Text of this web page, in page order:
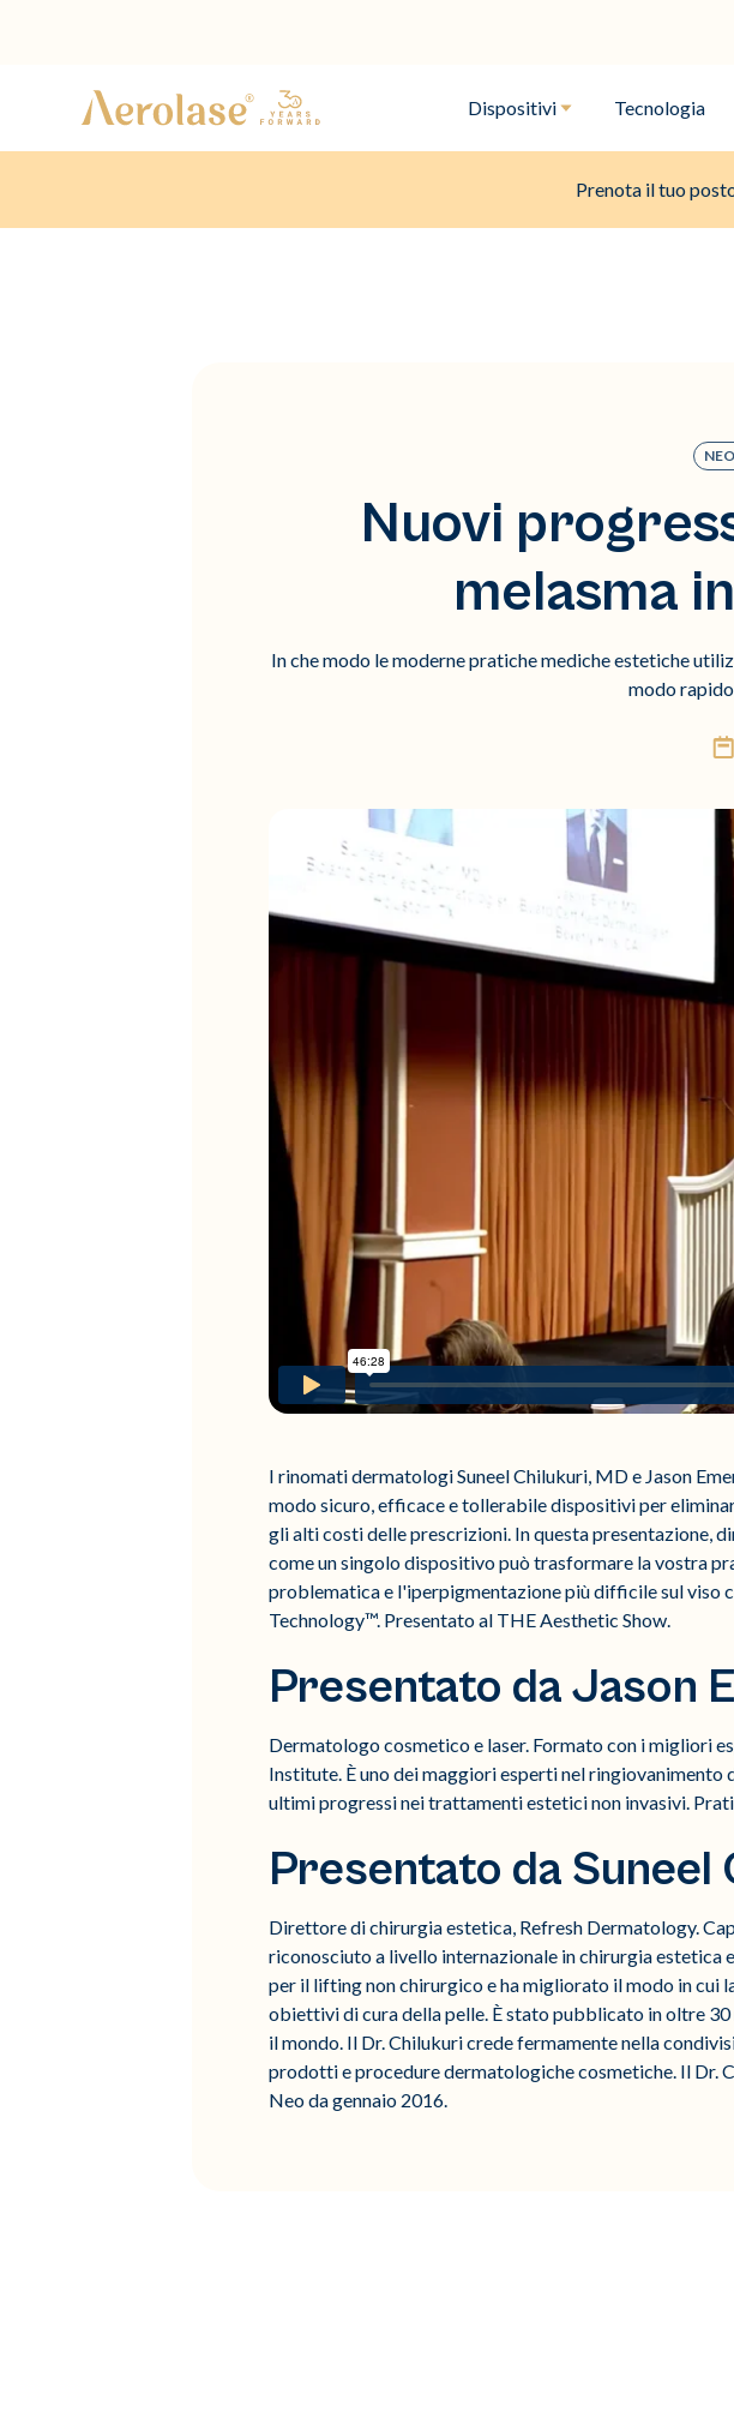
Dispositivi Tecnologia
Prenota il tuo
Nuovi
melasma
In che modo le moderne pratiche mediche estetiche
modo
I rinomati dermatologi Suneel Chilukuri, MD e Jason
modo sicuro, efficace e tollerabile dispositivi per
gli alti costi delle prescrizioni. In questa presentazione,
come un singolo dispositivo può trasformare la vostra
problematica e l'iperpigmentazione più difficile sul viso
Technology™. Presentato al THE Aesthetic Show.
Presentato da Jason
Dermatologo cosmetico e laser. Formato con i migliori
Institute. È uno dei maggiori esperti nel ringiovanimento
ultimi progressi nei trattamenti estetici non invasivi.
Presentato da Suneel
Direttore di chirurgia estetica, Refresh Dermatology.
riconosciuto a livello internazionale in chirurgia estetica
per il lifting non chirurgico e ha migliorato il modo in cui
obiettivi di cura della pelle. È stato pubblicato in oltre
il mondo. Il Dr. Chilukuri crede fermamente nella
prodotti e procedure dermatologiche cosmetiche. Il Dr.
Neo da gennaio 2016.